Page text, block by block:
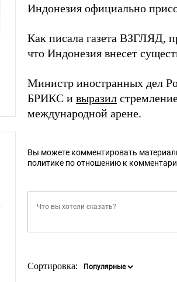
Индонезия официально
Как писала газета ВЗГЛЯД,
что Индонезия внесет
Министр иностранных дел
БРИКС и выразил
международной арене.
Вы можете комментировать
политике по отношению к
Сортировка: